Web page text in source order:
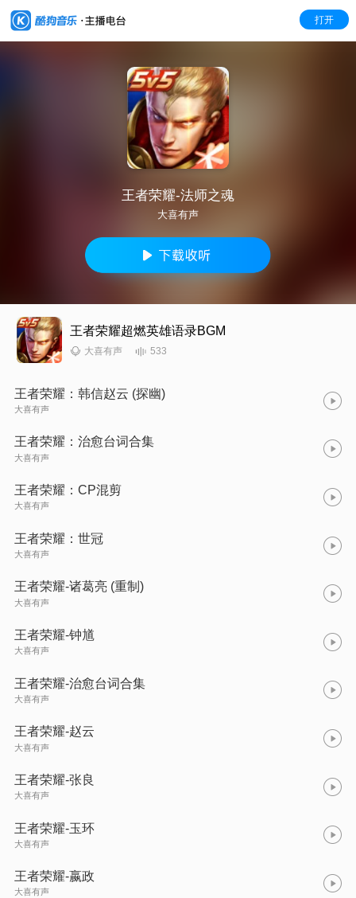
打开
王者荣耀-法师之魂
大喜有声
王者荣耀超燃英雄语录BGM
大喜有声 533
王者荣耀：韩信赵云 (探幽)
大喜有声
王者荣耀：治愈台词合集
大喜有声
王者荣耀：CP混剪
大喜有声
王者荣耀：世冠
大喜有声
王者荣耀-诸葛亮 (重制)
大喜有声
王者荣耀-钟馗
大喜有声
王者荣耀-治愈台词合集
大喜有声
王者荣耀-赵云
大喜有声
王者荣耀-张良
大喜有声
王者荣耀-玉环
大喜有声
王者荣耀-嬴政
大喜有声